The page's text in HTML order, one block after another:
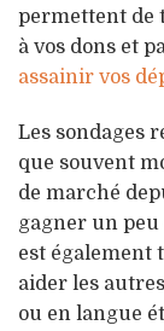
permettent de
à vos dons et
assainir vos
Les sondages
que souvent
de marché
gagner un peu
est également
aider les
ou en langue